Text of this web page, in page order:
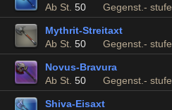
Ab St. 50 Gegenst.- stufe
Mythrit-Streitaxt
Ab St. 50 Gegenst.- stufe
Novus-Bravura
Ab St. 50 Gegenst.- stufe
Shiva-Eisaxt